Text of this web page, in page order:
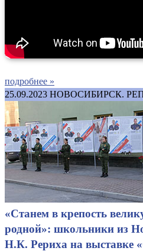
подробнее »
25.09.2023 НОВОСИБИРСК.
«Станем в крепость
родной»: школьники из
Н.К. Рериха на выставке